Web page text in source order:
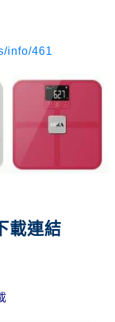
info/461
連結